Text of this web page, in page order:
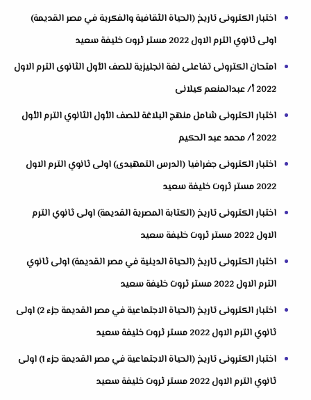
اختبار الكترونى تاريخ (الحياة الثقافية والفكرية في مصر القديمة)
اولى ثانوي الترم الاول 2022 مستر ثروت خليفة سعيد
امتحان الكترونى تفاعلى لغة انجليزية للصف الأول الثانوى الترم الاول
2022 أ/ عبدالمنعم كيلانى
اختبار الكترونى شامل منهج البلاغة للصف الأول الثانوي الترم الأول
2022 أ/ محمد عبد الحكيم
اختبار الكترونى جغرافيا (الدرس التمهيدى) اولى ثانوي الترم الاول
2022 مستر ثروت خليفة سعيد
اختبار الكترونى تاريخ (الكتابة المصرية القديمة) اولى ثانوي الترم
الاول 2022 مستر ثروت خليفة سعيد
اختبار الكترونى تاريخ (الحياة الدينية في مصر القديمة) اولى ثانوي
الترم الاول 2022 مستر ثروت خليفة سعيد
اختبار الكترونى تاريخ (الحياة الاجتماعية في مصر القديمة جزء 2) اولى
ثانوي الترم الاول 2022 مستر ثروت خليفة سعيد
اختبار الكترونى تاريخ (الحياة الاجتماعية في مصر القديمة جزء 1) اولى
ثانوي الترم الاول 2022 مستر ثروت خليفة سعيد